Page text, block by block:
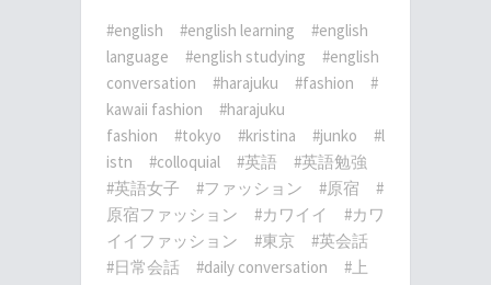
#english #english learning
#english
language
#english studying
#english
conversation
#harajuku #fashion
#
kawaii fashion
#harajuku
fashion
#tokyo #kristina #junko
#l
istn
#colloquial #英語
#英語勉強
#英語女子
#ファッション #原宿
#
原宿ファッション
#カワイイ
#カワ
イイファッション
#東京
#英会話
#日常会話
#daily conversation
#上